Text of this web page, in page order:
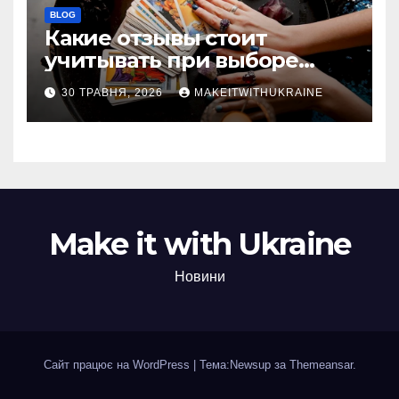
BLOG
Какие отзывы стоит
учитывать при выборе
гадалки в Казахстане?
30 ТРАВНЯ, 2026 MAKEITWITHUKRAINE
Make it with Ukraine
Новини
Сайт працює на WordPress | Тема:Newsup за Themeansar.